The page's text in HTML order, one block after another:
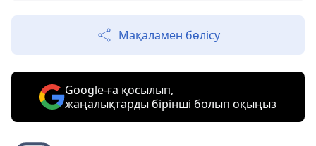
Мақаламен бөлісу
Google-ға қосылып,
жаңалықтарды бірінші болып оқыңыз